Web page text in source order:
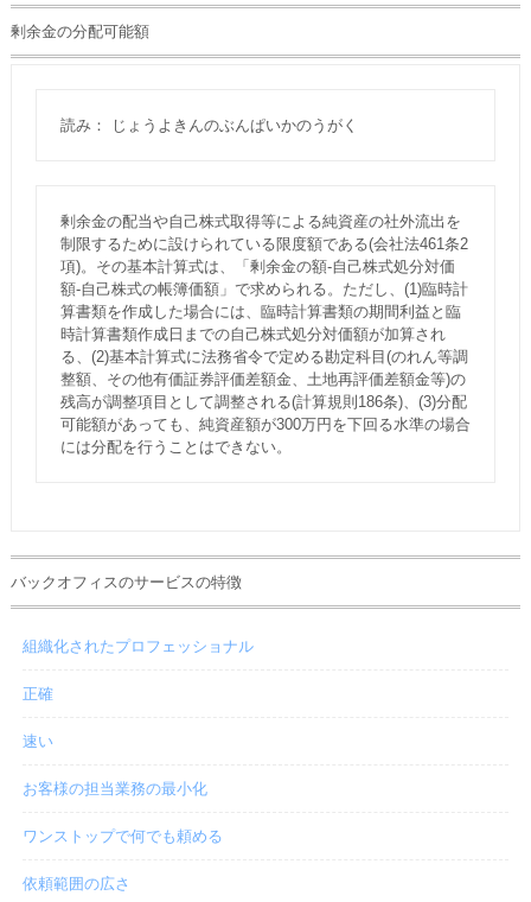
剰余金の分配可能額
読み： じょうよきんのぶんぱいかのうがく
剰余金の配当や自己株式取得等による純資産の社外流出を
制限するために設けられている限度額である(会社法461条2
項)。その基本計算式は、「剰余金の額-自己株式処分対価
額-自己株式の帳簿価額」で求められる。ただし、(1)臨時計
算書類を作成した場合には、臨時計算書類の期間利益と臨
時計算書類作成日までの自己株式処分対価額が加算され
る、(2)基本計算式に法務省令で定める勘定科目(のれん等調
整額、その他有価証券評価差額金、土地再評価差額金等)の
残高が調整項目として調整される(計算規則186条)、(3)分配
可能額があっても、純資産額が300万円を下回る水準の場合
には分配を行うことはできない。
バックオフィスのサービスの特徴
組織化されたプロフェッショナル
正確
速い
お客様の担当業務の最小化
ワンストップで何でも頼める
依頼範囲の広さ